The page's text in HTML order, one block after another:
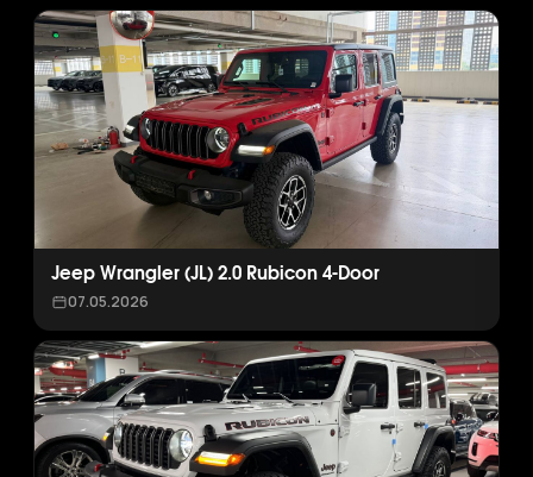
Jeep Wrangler (JL) 2.0 Rubicon 4-Door
07.05.2026